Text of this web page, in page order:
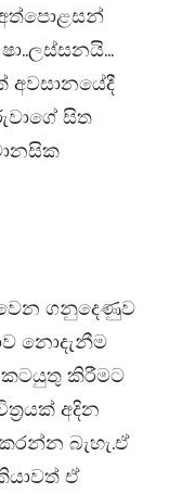
අත්පොළසන්
සිත
ගනුදෙණුව
නොදැනීම
කටයුතු කිරීමට
අදින
බැහැ.ඒ
ඒ